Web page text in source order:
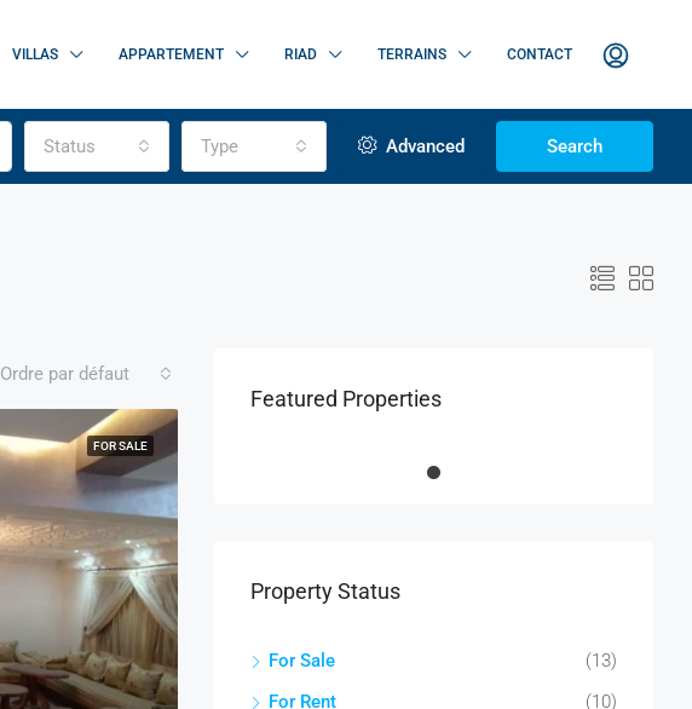
VILLAS APPARTEMENT RIAD TERRAINS CONTACT
Status Type Advanced Search
Ordre par défaut
FOR SALE
Featured Properties
Property Status
For Sale
(13)
For Rent
(10)